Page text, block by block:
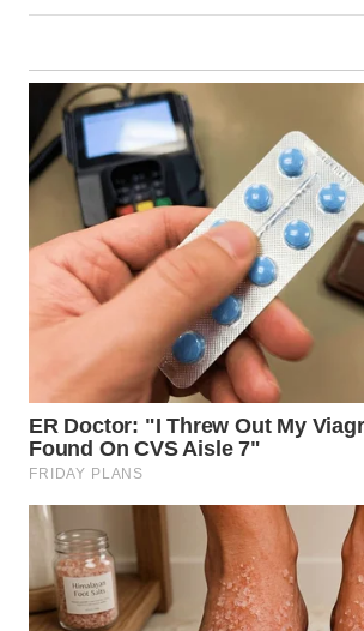
WN
WN
GORONTALO
WN
SULUT
WN
MALUKU
WN
MALUT
WN
WN
DANAU
TOBA